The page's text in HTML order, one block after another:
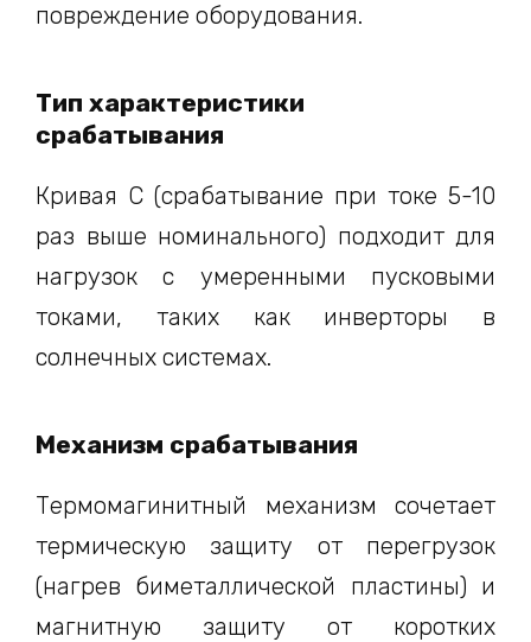
повреждение оборудования.
Тип характеристики
срабатывания
Кривая C (срабатывание при токе 5-10
раз выше номинального) подходит для
нагрузок с умеренными пусковыми
токами, таких как инверторы в
солнечных системах.
Механизм срабатывания
Термомагинитный механизм сочетает
термическую защиту от перегрузок
(нагрев биметаллической пластины) и
магнитную защиту от коротких